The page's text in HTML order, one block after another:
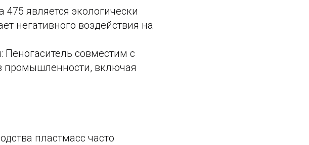
является экологически
негативного воздействия на
совместим с
промышленности, включая
пластмасс часто